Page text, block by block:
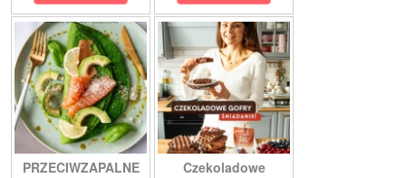
PRZECIWZAPALNE
Czekoladowe